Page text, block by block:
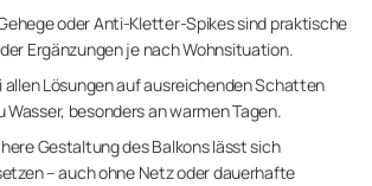
oder Anti-Kletter-Spikes sind praktische
Ergänzungen je nach Wohnsituation.
allen Lösungen auf ausreichenden Schatten
Wasser, besonders an warmen Tagen.
Gestaltung des Balkons lässt sich
– auch ohne Netz oder dauerhafte